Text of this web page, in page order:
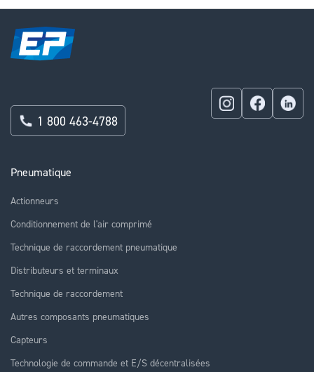
Pneumatique
Actionneurs
Conditionnement de l'air comprimé
Technique de raccordement pneumatique
Distributeurs et terminaux
Technique de raccordement
Autres composants pneumatiques
Capteurs
Technologie de commande et E/S décentralisées
1 800 463-4788